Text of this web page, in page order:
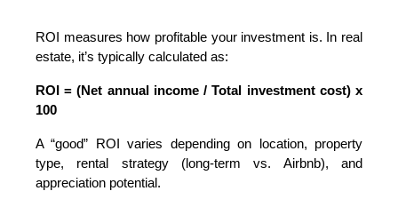
ROI measures how profitable your investment is. In real
estate, it’s typically calculated as:
ROI = (Net annual income / Total investment cost) x
100
A “good” ROI varies depending on location, property
type, rental strategy (long-term vs. Airbnb), and
appreciation potential.